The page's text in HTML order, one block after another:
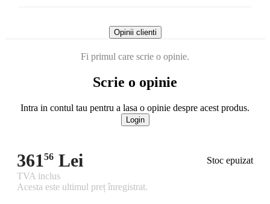
Opinii clienti
Fi primul care scrie o opinie.
Scrie o opinie
Intra in contul tau pentru a lasa o opinie despre acest produs.
Login
36156 Lei
Stoc epuizat
TVA inclus
Acesta este ultimul preț înregistrat.